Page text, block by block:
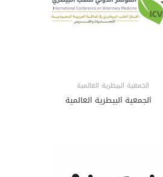
الجمعية البيطرية العالمية